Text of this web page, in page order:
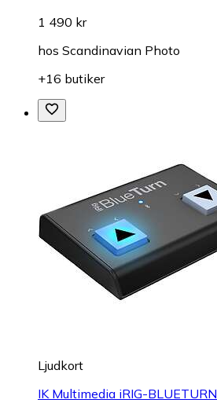
1 490 kr
hos Scandinavian Photo
+16 butiker
Ljudkort
IK Multimedia iRIG-BLUETURN